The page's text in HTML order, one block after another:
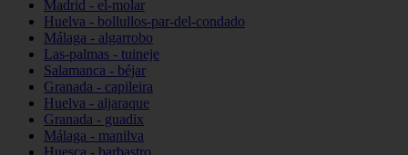
Madrid - el-molar
Huelva - bollullos-par-del-condado
Málaga - algarrobo
Las-palmas - tuineje
Salamanca - béjar
Granada - capileira
Huelva - aljaraque
Granada - guadix
Málaga - manilva
Huesca - barbastro